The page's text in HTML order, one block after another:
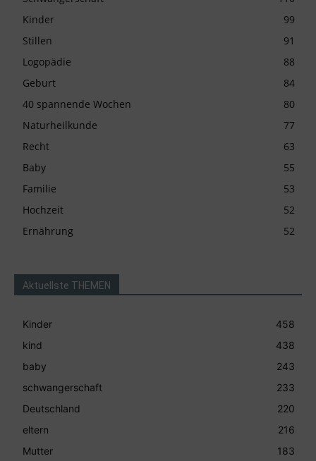
Kinder
99
Stillen
91
Logopädie
88
Geburt
84
40 spannende Wochen
80
Naturheilkunde
77
Recht
63
Baby
55
Familie
53
Hochzeit
52
Ernährung
52
Aktuellste THEMEN
Kinder
458
kind
438
baby
243
schwangerschaft
233
Deutschland
220
eltern
216
Mutter
183